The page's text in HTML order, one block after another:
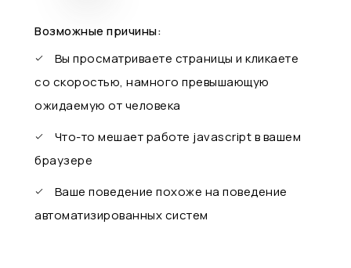
Возможные причины:
Вы просматриваете страницы и кликаете
со скоростью, намного превышающую
ожидаемую от человека
Что-то мешает работе javascript в вашем
браузере
Ваше поведение похоже на поведение
автоматизированных систем